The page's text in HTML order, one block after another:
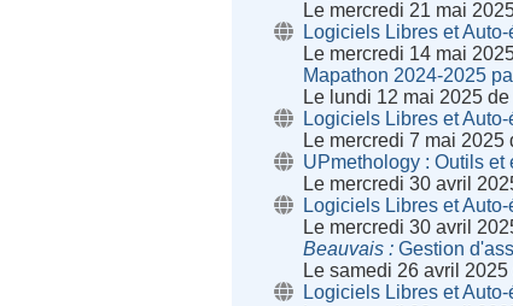
Le mercredi 21 mai
Logiciels Libres et
Le mercredi 14 mai
Mapathon 2024-2025
Le lundi 12 mai 2025
Logiciels Libres et
Le mercredi 7 mai 2025
UPmethology : Outils
Le mercredi 30 avril
Logiciels Libres et
Le mercredi 30 avril
Beauvais
Gestion
Le samedi 26 avril
Logiciels Libres et